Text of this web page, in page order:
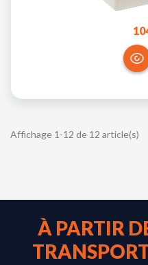
Affichage 1-12 de 12 article(s)
À PARTIR